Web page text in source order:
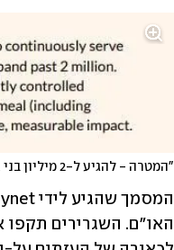
"המטרה - להגיע ל-2 מיליון בני אדם". מתוך המסמך